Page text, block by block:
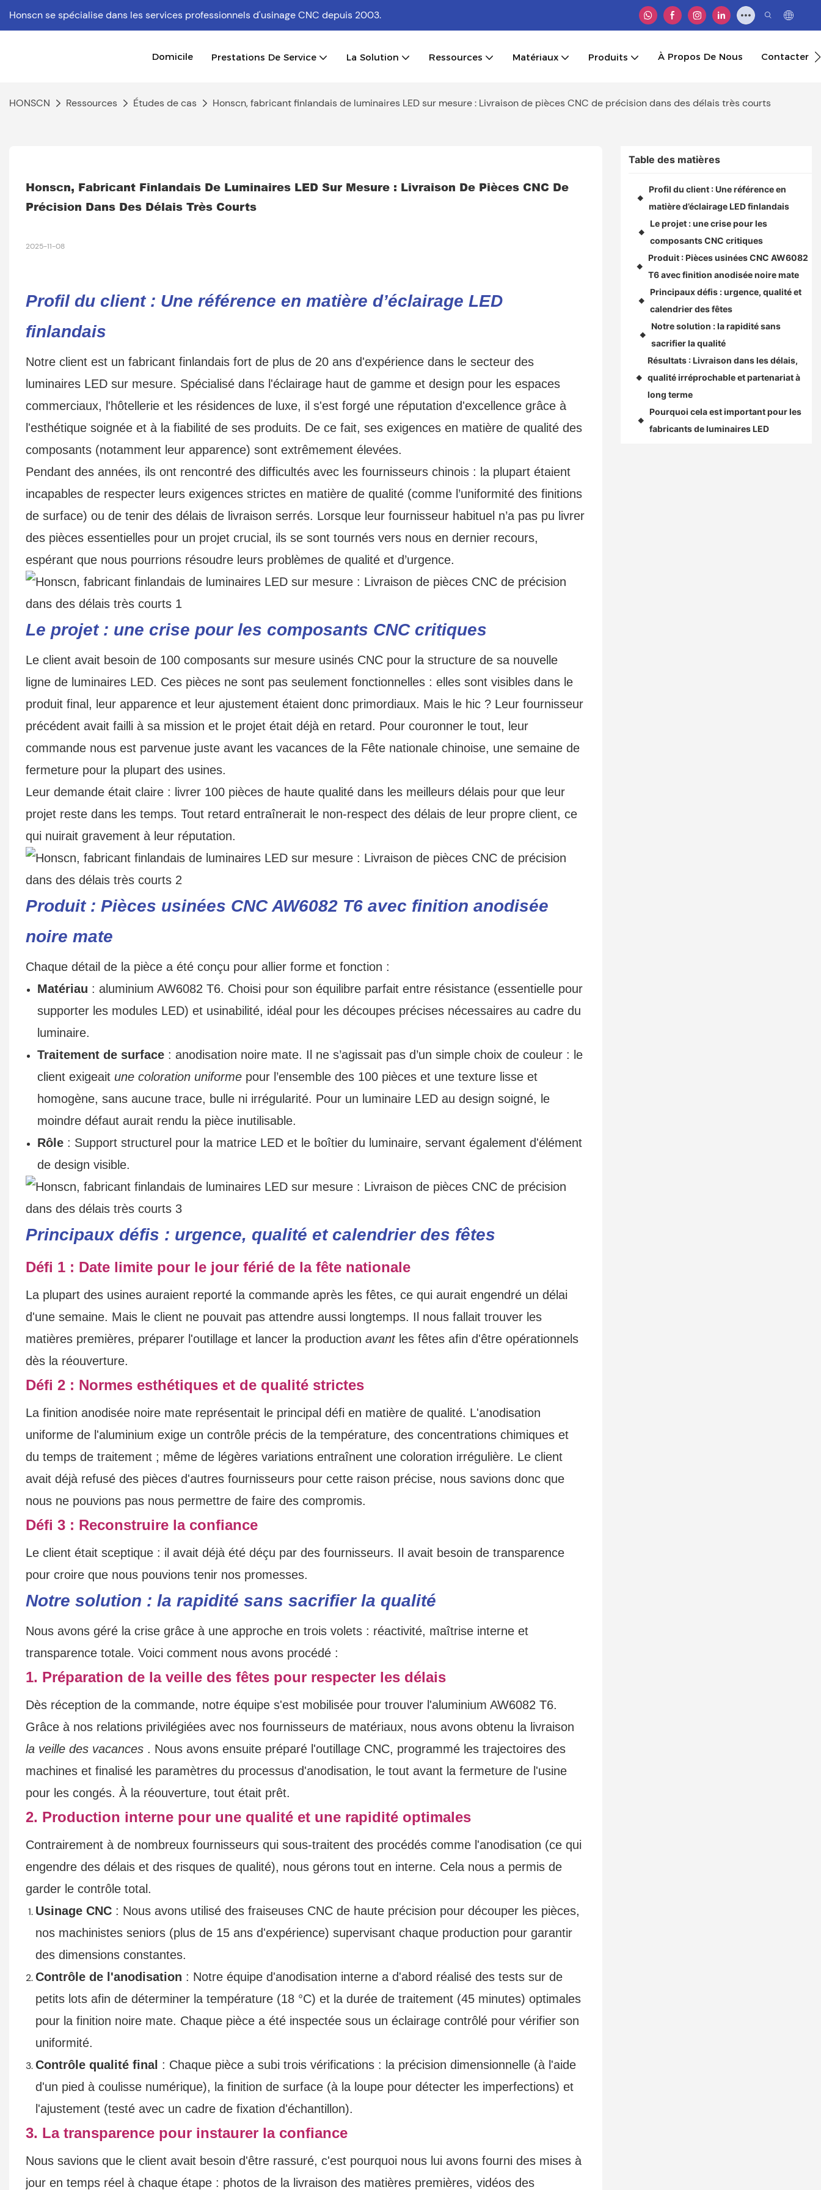
Honscn se spécialise dans les services professionnels d'usinage CNC depuis 2003.
Domicile Prestations De Service La Solution Ressources Matériaux Produits À Propos De Nous Contacter
HONSCN Ressources Études de cas Honscn, fabricant finlandais de luminaires LED sur mesure : Livraison de pièces CNC de précision dans des délais très courts
Honscn, Fabricant Finlandais De Luminaires LED Sur Mesure : Livraison De Pièces CNC De
Précision Dans Des Délais Très Courts
2025-11-08
Profil du client : Une référence en matière d’éclairage LED
finlandais
Notre client est un fabricant finlandais fort de plus de 20 ans d'expérience dans le secteur des
luminaires LED sur mesure. Spécialisé dans l'éclairage haut de gamme et design pour les espaces
commerciaux, l'hôtellerie et les résidences de luxe, il s'est forgé une réputation d'excellence grâce à
l'esthétique soignée et à la fiabilité de ses produits. De ce fait, ses exigences en matière de qualité des
composants (notamment leur apparence) sont extrêmement élevées.
Pendant des années, ils ont rencontré des difficultés avec les fournisseurs chinois : la plupart étaient
incapables de respecter leurs exigences strictes en matière de qualité (comme l’uniformité des finitions
de surface) ou de tenir des délais de livraison serrés. Lorsque leur fournisseur habituel n’a pas pu livrer
des pièces essentielles pour un projet crucial, ils se sont tournés vers nous en dernier recours,
espérant que nous pourrions résoudre leurs problèmes de qualité et d’urgence.
Le projet : une crise pour les composants CNC critiques
Le client avait besoin de 100 composants sur mesure usinés CNC pour la structure de sa nouvelle
ligne de luminaires LED. Ces pièces ne sont pas seulement fonctionnelles : elles sont visibles dans le
produit final, leur apparence et leur ajustement étaient donc primordiaux. Mais le hic ? Leur fournisseur
précédent avait failli à sa mission et le projet était déjà en retard. Pour couronner le tout, leur
commande nous est parvenue juste avant les vacances de la Fête nationale chinoise, une semaine de
fermeture pour la plupart des usines.
Leur demande était claire : livrer 100 pièces de haute qualité dans les meilleurs délais pour que leur
projet reste dans les temps. Tout retard entraînerait le non-respect des délais de leur propre client, ce
qui nuirait gravement à leur réputation.
Produit : Pièces usinées CNC AW6082 T6 avec finition anodisée
noire mate
Chaque détail de la pièce a été conçu pour allier forme et fonction :
Matériau : aluminium AW6082 T6. Choisi pour son équilibre parfait entre résistance (essentielle pour
supporter les modules LED) et usinabilité, idéal pour les découpes précises nécessaires au cadre du
luminaire.
Traitement de surface : anodisation noire mate. Il ne s’agissait pas d’un simple choix de couleur : le
client exigeait une coloration uniforme pour l’ensemble des 100 pièces et une texture lisse et
homogène, sans aucune trace, bulle ni irrégularité. Pour un luminaire LED au design soigné, le
moindre défaut aurait rendu la pièce inutilisable.
Rôle : Support structurel pour la matrice LED et le boîtier du luminaire, servant également d'élément
de design visible.
Principaux défis : urgence, qualité et calendrier des fêtes
Défi 1 : Date limite pour le jour férié de la fête nationale
La plupart des usines auraient reporté la commande après les fêtes, ce qui aurait engendré un délai
d'une semaine. Mais le client ne pouvait pas attendre aussi longtemps. Il nous fallait trouver les
matières premières, préparer l'outillage et lancer la production avantles fêtes afin d'être opérationnels
dès la réouverture.
Défi 2 : Normes esthétiques et de qualité strictes
La finition anodisée noire mate représentait le principal défi en matière de qualité. L'anodisation
uniforme de l'aluminium exige un contrôle précis de la température, des concentrations chimiques et
du temps de traitement ; même de légères variations entraînent une coloration irrégulière. Le client
avait déjà refusé des pièces d'autres fournisseurs pour cette raison précise, nous savions donc que
nous ne pouvions pas nous permettre de faire des compromis.
Défi 3 : Reconstruire la confiance
Le client était sceptique : il avait déjà été déçu par des fournisseurs. Il avait besoin de transparence
pour croire que nous pouvions tenir nos promesses.
Notre solution : la rapidité sans sacrifier la qualité
Nous avons géré la crise grâce à une approche en trois volets : réactivité, maîtrise interne et
transparence totale. Voici comment nous avons procédé :
1. Préparation de la veille des fêtes pour respecter les délais
Dès réception de la commande, notre équipe s'est mobilisée pour trouver l'aluminium AW6082 T6.
Grâce à nos relations privilégiées avec nos fournisseurs de matériaux, nous avons obtenu la livraison
la veille des vacances. Nous avons ensuite préparé l'outillage CNC, programmé les trajectoires des
machines et finalisé les paramètres du processus d'anodisation, le tout avant la fermeture de l'usine
pour les congés. À la réouverture, tout était prêt.
2. Production interne pour une qualité et une rapidité optimales
Contrairement à de nombreux fournisseurs qui sous-traitent des procédés comme l'anodisation (ce qui
engendre des délais et des risques de qualité), nous gérons tout en interne. Cela nous a permis de
garder le contrôle total.
Usinage CNC: Nous avons utilisé des fraiseuses CNC de haute précision pour découper les pièces,
nos machinistes seniors (plus de 15 ans d'expérience) supervisant chaque production pour garantir
des dimensions constantes.
Contrôle de l'anodisation : Notre équipe d'anodisation interne a d'abord réalisé des tests sur de
petits lots afin de déterminer la température (18 °C) et la durée de traitement (45 minutes) optimales
pour la finition noire mate. Chaque pièce a été inspectée sous un éclairage contrôlé pour vérifier son
uniformité.
Contrôle qualité final : Chaque pièce a subi trois vérifications : la précision dimensionnelle (à l'aide
d'un pied à coulisse numérique), la finition de surface (à la loupe pour détecter les imperfections) et
l'ajustement (testé avec un cadre de fixation d'échantillon).
3. La transparence pour instaurer la confiance
Nous savions que le client avait besoin d'être rassuré, c'est pourquoi nous lui avons fourni des mises à
jour en temps réel à chaque étape : photos de la livraison des matières premières, vidéos des
Table des matières
◆
Profil du client : Une référence en
matière d’éclairage LED finlandais
◆
Le projet : une crise pour les
composants CNC critiques
◆
Produit : Pièces usinées CNC AW6082
T6 avec finition anodisée noire mate
◆
Principaux défis : urgence, qualité et
calendrier des fêtes
◆
Notre solution : la rapidité sans
sacrifier la qualité
◆
Résultats : Livraison dans les délais,
qualité irréprochable et partenariat à
long terme
◆
Pourquoi cela est important pour les
fabricants de luminaires LED